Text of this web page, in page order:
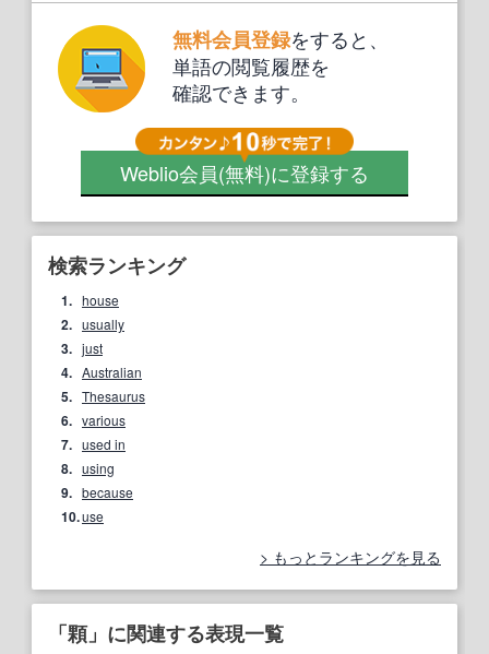
無料会員登録をすると、
単語の閲覧履歴を
確認できます。
Weblio会員(無料)に登録する
検索ランキング
1. house
2. usually
3. just
4. Australian
5. Thesaurus
6. various
7. used in
8. using
9. because
10.use
もっとランキングを見る
「顆」に関連する表現一覧